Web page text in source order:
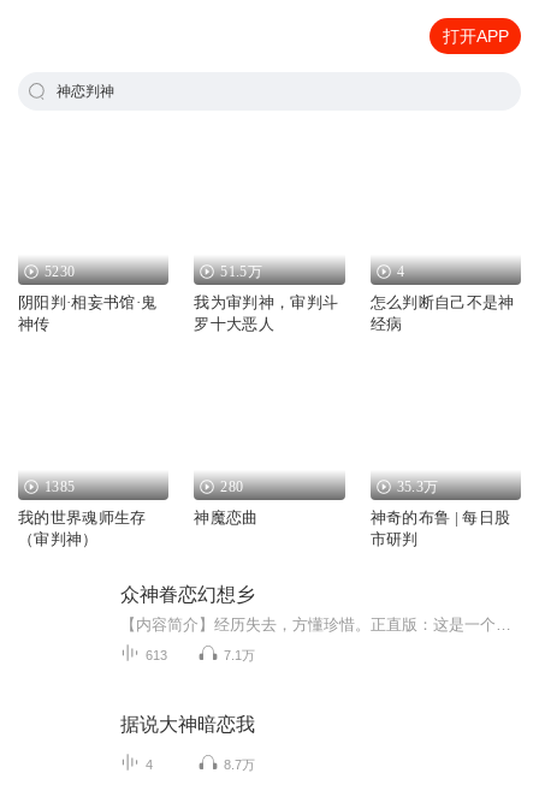
打开APP
神恋判神
5230
阴阳判·相妄书馆·鬼
神传
51.5万
我为审判神，审判斗
罗十大恶人
4
怎么判断自己不是神
经病
1385
我的世界魂师生存
（审判神）
280
神魔恋曲
35.3万
神奇的布鲁 | 每日股
市研判
众神眷恋幻想乡
613 7.1万
据说大神暗恋我
4 8.7万